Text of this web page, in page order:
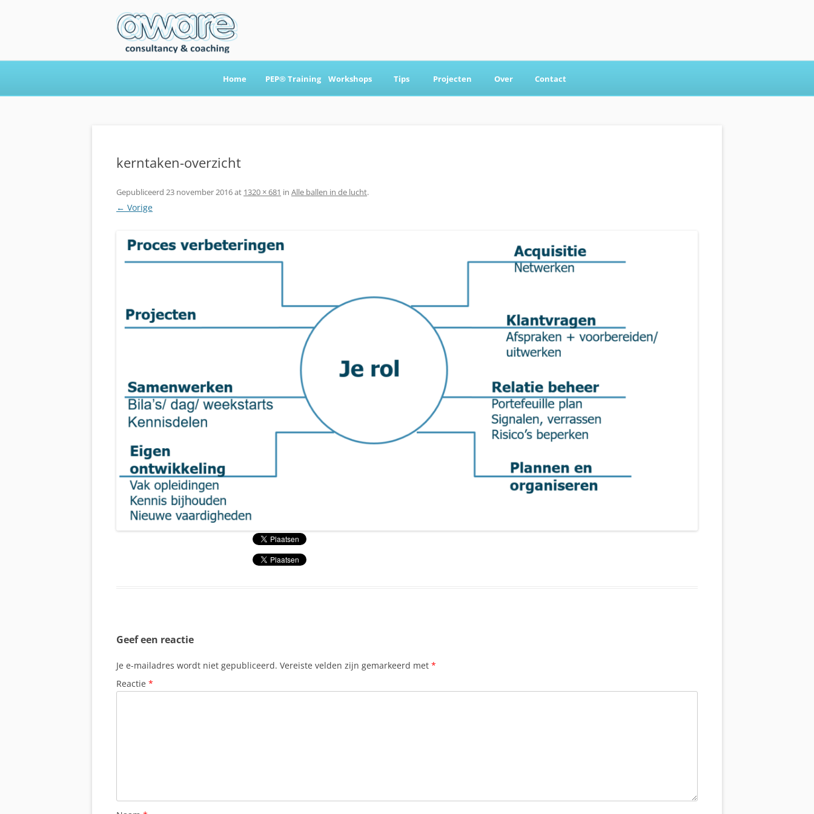
Ga
de
Home PEP® Training Workshops Tips Projecten Over Contact
Aware Consultancy & Coaching
kerntaken-overzicht
Gepubliceerd 23 november 2016at 1320 × 681 in Alle ballen in de lucht.
← Vorige
Geef een reactie
Je e-mailadres wordt niet gepubliceerd. Vereiste velden zijn gemarkeerd met *
Reactie *